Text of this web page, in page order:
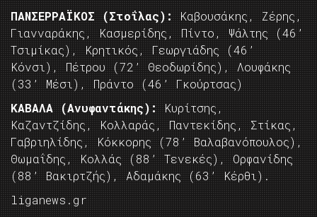
ΠΑΝΣΕΡΡΑΪΚΟΣ (Στοΐλας): Καβουσάκης, Ζέρης,
Γιανναράκης, Κασμερίδης, Πίντο, Ψάλτης (46’
Τσιμίκας), Κρητικός, Γεωργιάδης (46’
Κόνσι), Πέτρου (72’ Θεοδωρίδης), Λουφάκης
(33’ Μέσι), Πράντο (46’ Γκούρτσας)
ΚΑΒΑΛΑ (Ανυφαντάκης): Κυρίτσης,
Καζαντζίδης, Κολλαράς, Παντεκίδης, Στίκας,
Γαβριηλίδης, Κόκκορης (78’ Βαλαβανόπουλος),
Θωμαΐδης, Κολλάς (88’ Τενεκές), Ορφανίδης
(88’ Βακιρτζής), Αδαμάκης (63’ Κέρθι).
liganews.gr